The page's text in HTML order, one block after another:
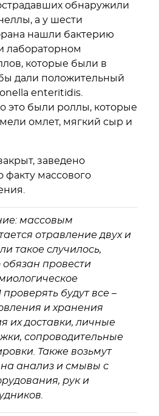
обнаружили
а у шести
нашли бактерию
лабораторном
которые были в
дали положительный
enteritidis.
это были роллы, которые
омлет, мягкий сыр и
заведено
факту массового
массовым
отравление двух и
такое случилось,
провести
будут все –
и хранения
их доставки, личные
сопроводительные
Также возьмут
анализ и смывы с
рук и